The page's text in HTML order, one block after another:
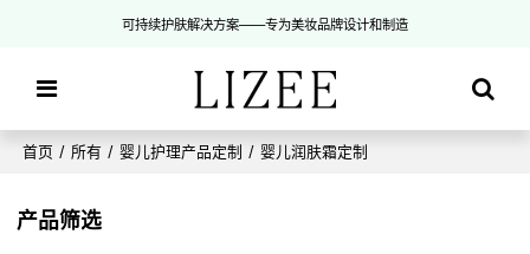
可持续护肤解决方案——专为美妆品牌设计和制造
首页 / 所有 / 婴儿护理产品定制 / 婴儿润肤霜定制
产品筛选